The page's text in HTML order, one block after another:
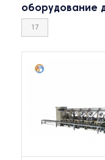
оборудование
17